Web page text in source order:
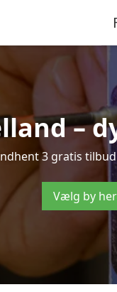
–
3 gratis
Vælg by